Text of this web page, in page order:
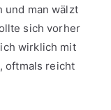
und man wälzt
sich vorher
wirklich mit
oftmals reicht